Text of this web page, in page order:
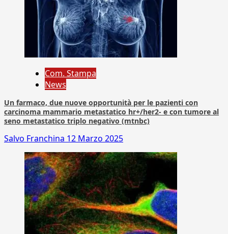
Com. Stampa
News
Un farmaco, due nuove opportunità per le pazienti con
carcinoma mammario metastatico hr+/her2- e con tumore al
seno metastatico triplo negativo (mtnbc)
Salvo Franchina 12 Marzo 2025